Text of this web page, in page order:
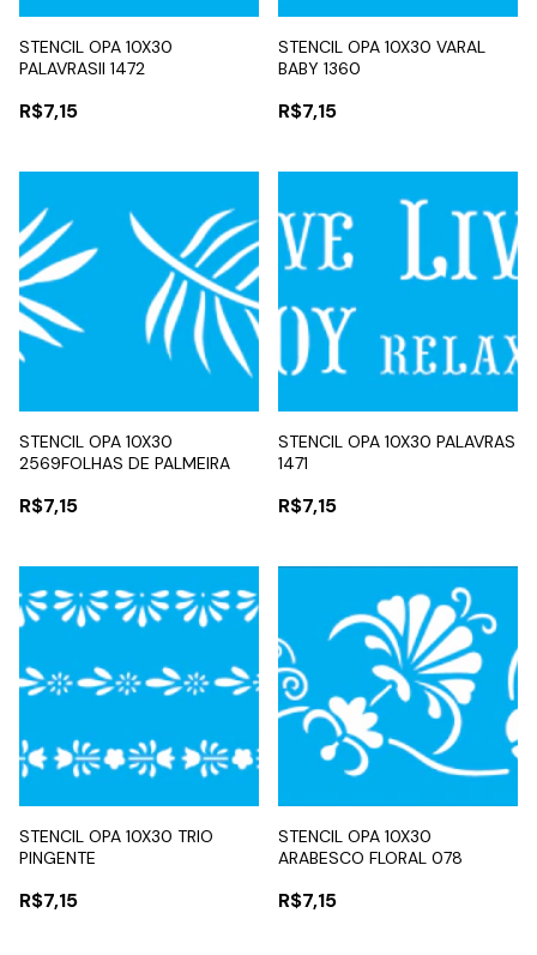
STENCIL OPA 10X30
PALAVRASII 1472
R$7,15
STENCIL OPA 10X30 VARAL
BABY 1360
R$7,15
STENCIL OPA 10X30
2569FOLHAS DE PALMEIRA
R$7,15
STENCIL OPA 10X30 PALAVRAS
1471
R$7,15
STENCIL OPA 10X30 TRIO
PINGENTE
R$7,15
STENCIL OPA 10X30
ARABESCO FLORAL 078
R$7,15